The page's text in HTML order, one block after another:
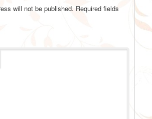
will not be published. Required fields